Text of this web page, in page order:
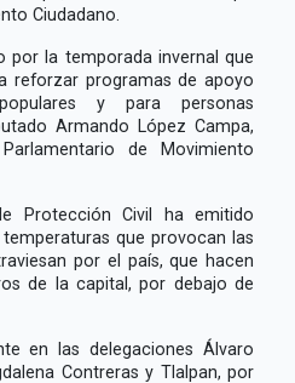
Ciudadano.
por la temporada invernal que
reforzar programas de apoyo
y para personas
Armando López Campa,
de Movimiento
Protección Civil ha emitido
que provocan las
por el país, que hacen
de la capital, por debajo de
en las delegaciones Álvaro
Contreras y Tlalpan, por